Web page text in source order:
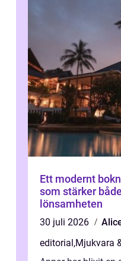
Ett modernt
som stärker
lönsamheten
30 juli 2026
editorial ,Mjukvara